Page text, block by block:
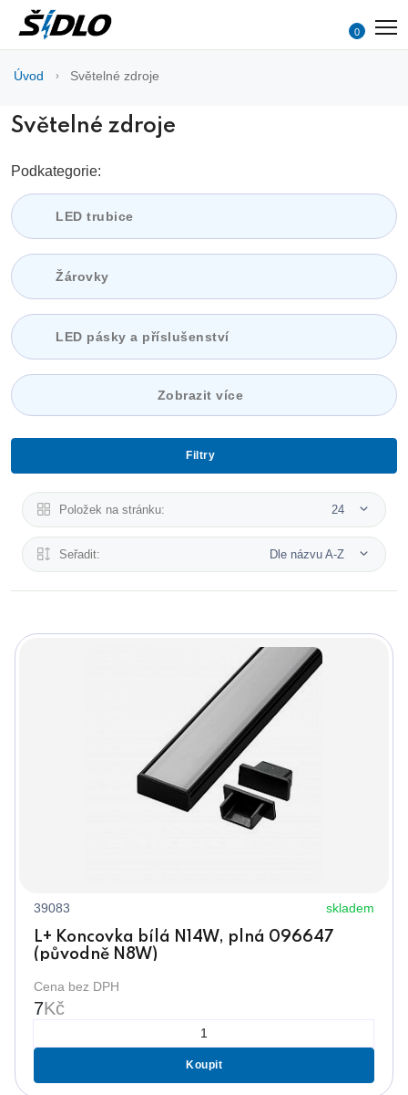
0
Úvod Světelné zdroje
Světelné zdroje
Podkategorie:
LED trubice
Žárovky
LED pásky a příslušenství
Zobrazit více
Filtry
Položek na stránku: 24
Seřadit: Dle názvu A-Z
39083 skladem
L+ Koncovka bílá N14W, plná 096647
(původně N8W)
Cena bez DPH
7Kč
Koupit